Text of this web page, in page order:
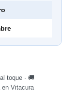
toque · 🚚
en Vitacura